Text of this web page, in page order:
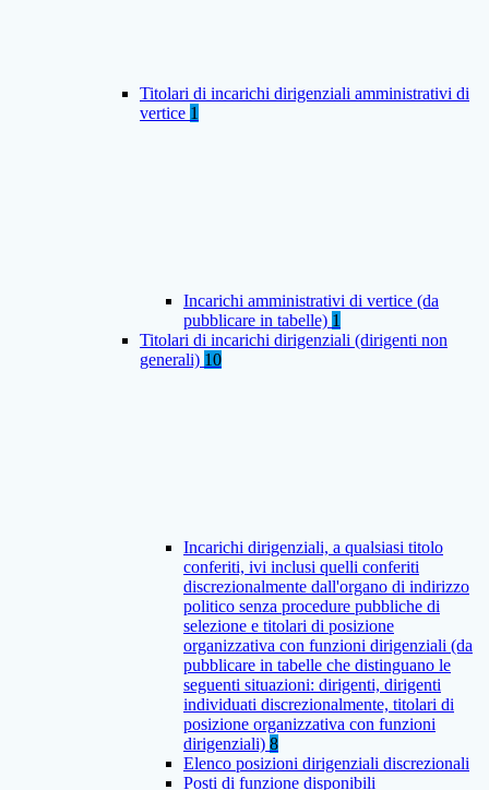
Titolari di incarichi dirigenziali amministrativi di
vertice 1
Incarichi amministrativi di vertice (da
pubblicare in tabelle) 1
Titolari di incarichi dirigenziali (dirigenti non
generali) 10
Incarichi dirigenziali, a qualsiasi titolo
conferiti, ivi inclusi quelli conferiti
discrezionalmente dall'organo di indirizzo
politico senza procedure pubbliche di
selezione e titolari di posizione
organizzativa con funzioni dirigenziali (da
pubblicare in tabelle che distinguano le
seguenti situazioni: dirigenti, dirigenti
individuati discrezionalmente, titolari di
posizione organizzativa con funzioni
dirigenziali) 8
Elenco posizioni dirigenziali discrezionali
Posti di funzione disponibili